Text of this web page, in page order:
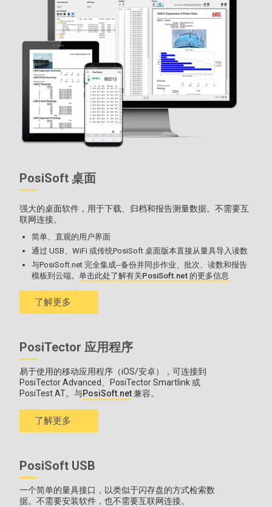
PosiSoft 桌面
强大的桌面软件，用于下载、归档和报告测量数据。不需要互
联网连接。
简单、直观的用户界面
通过 USB、WiFi 或传统PosiSoft 桌面版本直接从量具导入读数
与PosiSoft.net 完全集成--备份并同步作业、批次、读数和报告
模板到云端。单击此处了解有关PosiSoft.net 的更多信息
了解更多
PosiTector 应用程序
易于使用的移动应用程序（iOS/安卓），可连接到
PosiTector Advanced、PosiTector Smartlink 或
PosiTest AT。与PosiSoft.net兼容。
了解更多
PosiSoft USB
一个简单的量具接口，以类似于闪存盘的方式检索数
据。不需要安装软件，也不需要互联网连接。